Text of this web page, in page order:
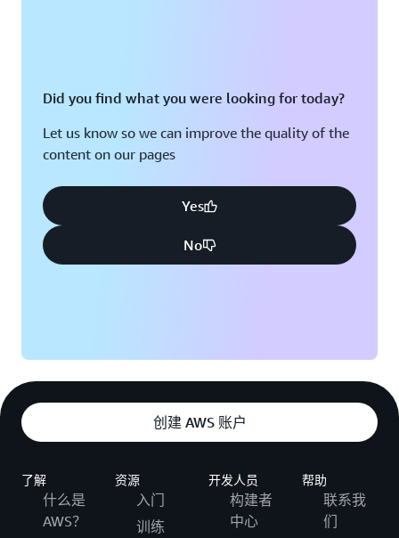
Did you find what you were looking for today?
Let us know so we can improve the quality of the
content on our pages
Yes
No
创建 AWS 账户
了解
什么是
AWS？
资源
入门
训练
开发人员
构建者
中心
帮助
联系我
们